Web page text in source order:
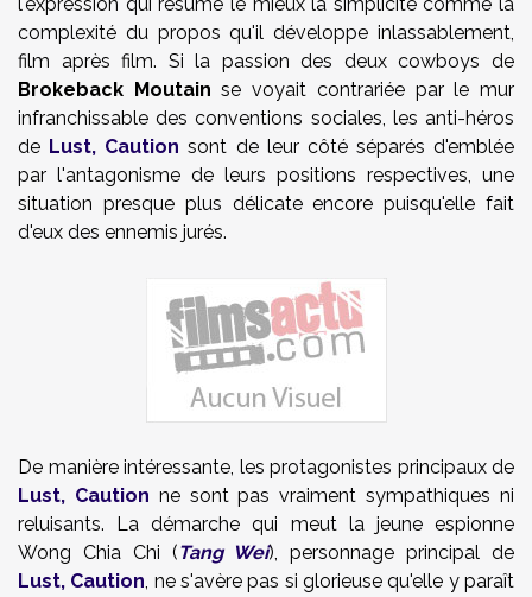
complexité du propos qu'il développe inlassablement,
film après film. Si la passion des deux cowboys de
Brokeback Moutain se voyait contrariée par le mur
infranchissable des conventions sociales, les anti-héros
de Lust, Caution sont de leur côté séparés d'emblée
par l'antagonisme de leurs positions respectives, une
situation presque plus délicate encore puisqu'elle fait
d'eux des ennemis jurés.
De manière intéressante, les protagonistes principaux de
Lust, Caution ne sont pas vraiment sympathiques ni
reluisants. La démarche qui meut la jeune espionne
Wong Chia Chi (Tang Wei), personnage principal de
Lust, Caution, ne s'avère pas si glorieuse qu'elle y paraît